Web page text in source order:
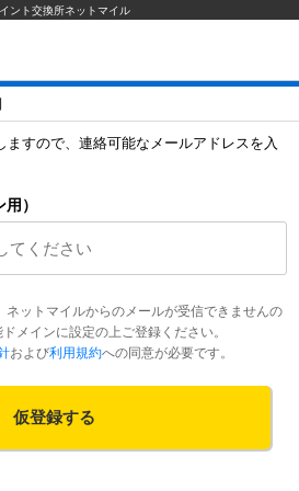
ント交換所ネットマイル
ますので、連絡可能なメールアドレスを入
）
ットマイルからのメールが受信できませんの
メインに設定の上ご登録ください。
および利用規約への同意が必要です。